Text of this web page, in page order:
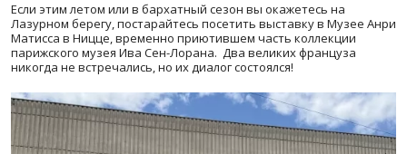
Если этим летом или в бархатный сезон вы окажетесь на
Лазурном берегу, постарайтесь посетить выставку в Музее Анри
Матисса в Ницце, временно приютившем часть коллекции
парижского музея Ива Сен-Лорана. Два великих француза
никогда не встречались, но их диалог состоялся!